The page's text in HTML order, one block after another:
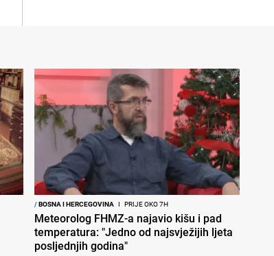
/BOSNA I HERCEGOVINA I PRIJE OKO 7H
Meteorolog FHMZ-a najavio kišu i pad
temperatura: "Jedno od najsvježijih ljeta
posljednjih godina"